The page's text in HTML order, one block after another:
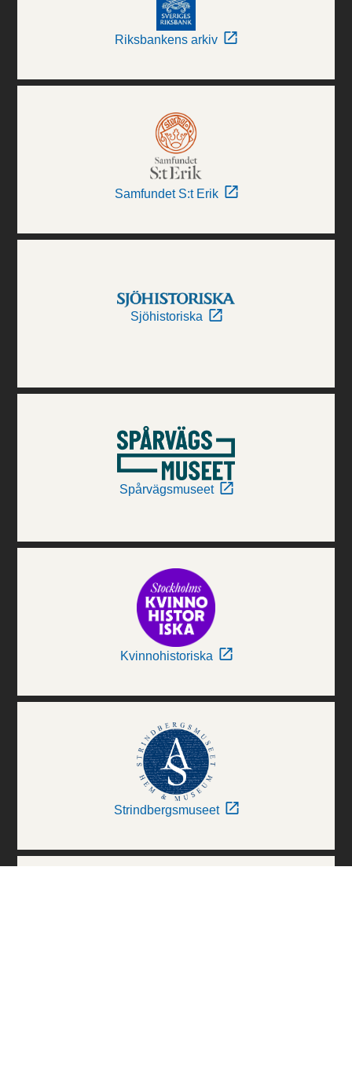
Riksbankens arkiv
Samfundet S:t Erik
Sjöhistoriska
Spårvägsmuseet
Kvinnohistoriska
Strindbergsmuseet